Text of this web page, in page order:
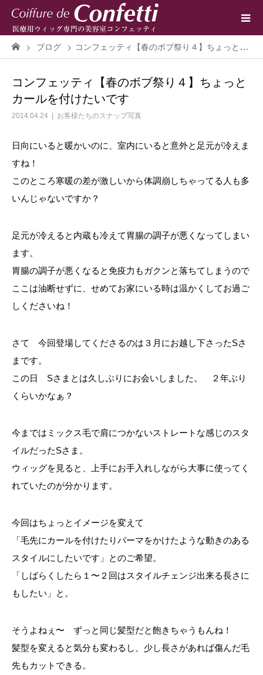
ブログ コンフェッティ【春のボブ祭り４】ちょっとカールを付けたいです
コンフェッティ【春のボブ祭り４】ちょっと
カールを付けたいです
2014.04.24 お客様たちのスナップ写真
日向にいると暖かいのに、室内にいると意外と足元が冷えま
すね！
このところ寒暖の差が激しいから体調崩しちゃってる人も多
いんじゃないですか？
足元が冷えると内蔵も冷えて胃腸の調子が悪くなってしまい
ます。
胃腸の調子が悪くなると免疫力もガクンと落ちてしまうので
ここは油断せずに、せめてお家にいる時は温かくしてお過ご
しくださいね！
さて 今回登場してくださるのは３月にお越し下さったSさ
まです。
この日 Sさまとは久しぶりにお会いしました。 ２年ぶり
くらいかなぁ？
今まではミックス毛で肩につかないストレートな感じのスタ
イルだったSさま。
ウィッグを見ると、上手にお手入れしながら大事に使ってく
れていたのが分かります。
今回はちょっとイメージを変えて
「毛先にカールを付けたりパーマをかけたような動きのある
スタイルにしたいです」とのご希望。
「しばらくしたら１〜２回はスタイルチェンジ出来る長さに
もしたい」と。
そうよねぇ〜 ずっと同じ髪型だと飽きちゃうもんね！
髪型を変えると気分も変わるし、少し長さがあれば傷んだ毛
先もカットできる。